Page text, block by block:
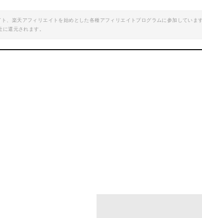
、楽天アフィリエイトを始めとした各種アフィリエイトプログラムに参加していま
還元されます。